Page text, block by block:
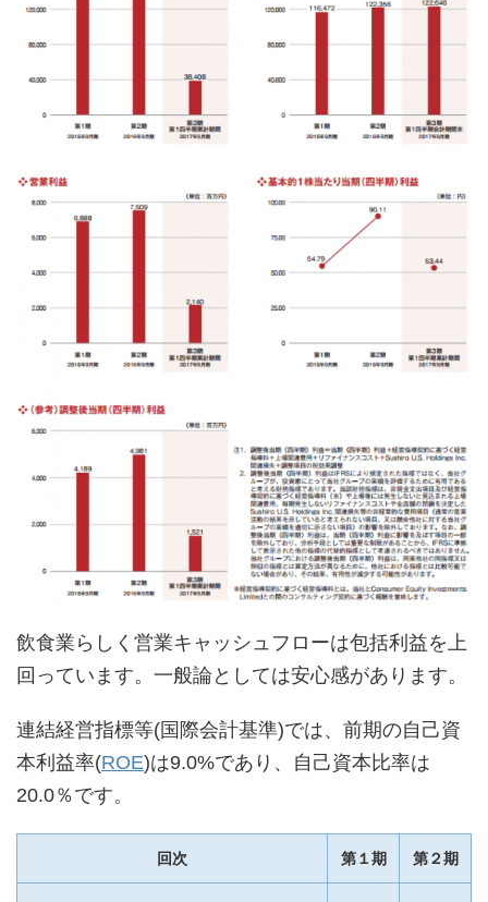
飲食業らしく営業キャッシュフローは包括利益を上
回っています。一般論としては安心感があります。
連結経営指標等(国際会計基準)では、前期の自己資
本利益率(ROE)は9.0%であり、自己資本比率は
20.0％です。
回次 第１期 第２期